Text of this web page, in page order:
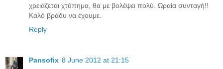
χρειάζεται χτύπημα, θα με βολέψει πολύ. Ωραία συνταγή!!
Καλό βράδυ να έχουμε.
Reply
Pansofix 8 June 2012 at 21:15